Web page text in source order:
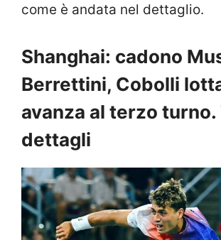
come è andata nel dettaglio.
Shanghai: cadono
Berrettini, Cobolli
avanza al terzo turno.
dettagli